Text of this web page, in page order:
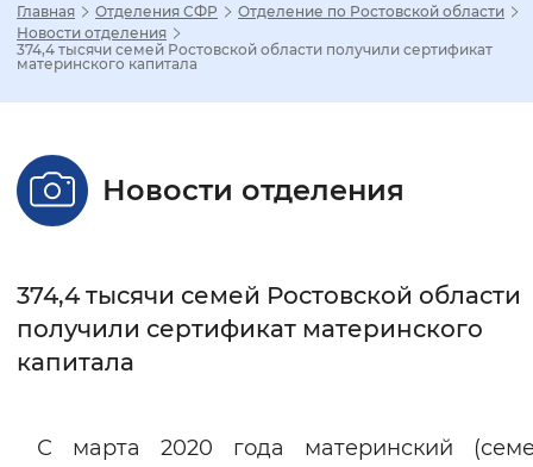
Стандартный Увеличенный
Без засечек С засечками
Главная Отделения СФР
Отделение по Ростовской области
Новости отделения
374,4 тысячи семей Ростовской области получили сертификат
материнского капитала
Новости отделения
374,4 тысячи семей Ростовской области
получили сертификат материнского
капитала
С марта 2020 года материнский